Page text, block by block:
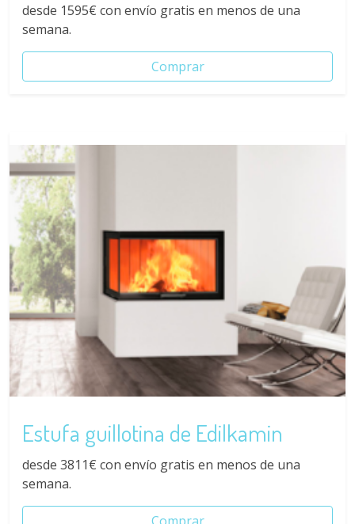
desde 1595€ con envío gratis en menos de una
semana.
Comprar
Estufa guillotina de Edilkamin
desde 3811€ con envío gratis en menos de una
semana.